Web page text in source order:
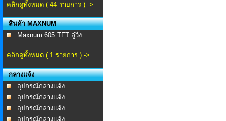
คลิกดูทั้งหมด ( 44 รายการ ) ->
สินค้า MAXNUM
Maxnum 605 TFT ลู่วิ่ง...
คลิกดูทั้งหมด ( 1 รายการ ) ->
กลางแจ้ง
อุปกรณ์กลางแจ้ง
อุปกรณ์กลางแจ้ง
อุปกรณ์กลางแจ้ง
อุปกรณ์กลางแจ้ง